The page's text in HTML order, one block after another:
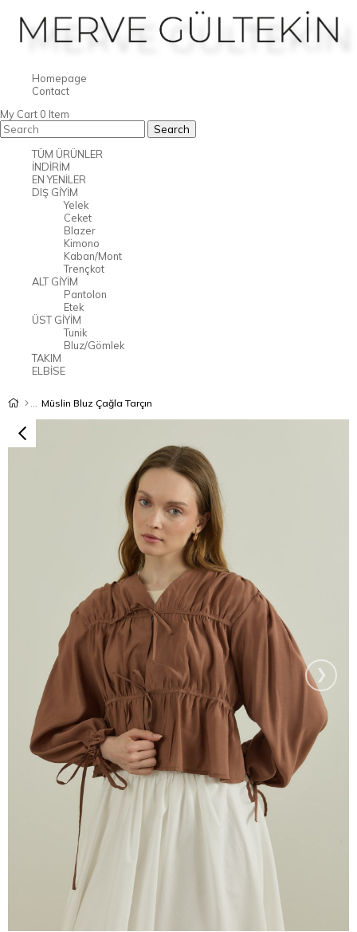
Homepage
Contact
My Cart 0 Item
TÜM ÜRÜNLER
İNDİRİM
EN YENİLER
DIŞ GİYİM
Yelek
Ceket
Blazer
Kimono
Kaban/Mont
Trençkot
ALT GİYİM
Pantolon
Etek
ÜST GİYİM
Tunik
Bluz/Gömlek
TAKIM
ELBİSE
Müslin Bluz Çağla Tarçın
›